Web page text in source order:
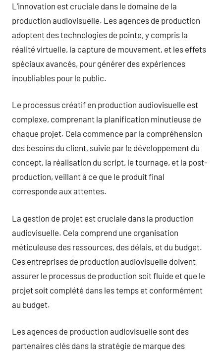
L’innovation est cruciale dans le domaine de la
production audiovisuelle. Les agences de production
adoptent des technologies de pointe, y compris la
réalité virtuelle, la capture de mouvement, et les effets
spéciaux avancés, pour générer des expériences
inoubliables pour le public.
Le processus créatif en production audiovisuelle est
complexe, comprenant la planification minutieuse de
chaque projet. Cela commence par la compréhension
des besoins du client, suivie par le développement du
concept, la réalisation du script, le tournage, et la post-
production, veillant à ce que le produit final
corresponde aux attentes.
La gestion de projet est cruciale dans la production
audiovisuelle. Cela comprend une organisation
méticuleuse des ressources, des délais, et du budget.
Ces entreprises de production audiovisuelle doivent
assurer le processus de production soit fluide et que le
projet soit complété dans les temps et conformément
au budget.
Les agences de production audiovisuelle sont des
partenaires clés dans la stratégie de marque des